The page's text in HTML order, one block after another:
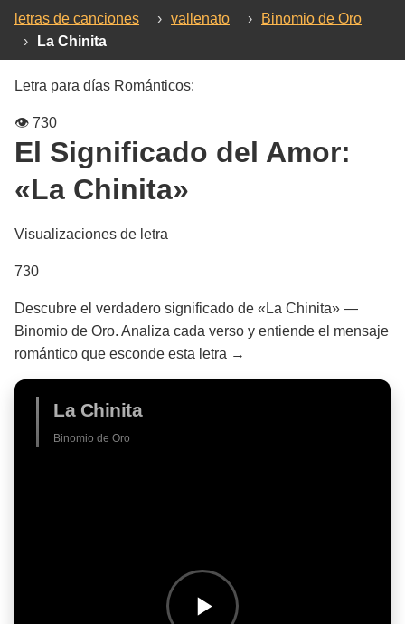
letras de canciones › vallenato ›
Binomio de Oro
›
La Chinita
Letra para días Románticos:
👁️ 730
El Significado del Amor:
«La Chinita»
Visualizaciones de letra
730
Descubre el verdadero significado de «La Chinita» —
Binomio de Oro. Analiza cada verso y entiende el mensaje
romántico que esconde esta letra →
La Chinita
Binomio de Oro